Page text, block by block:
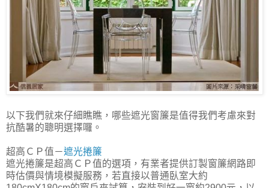
以下我們就來仔細瞧瞧，哪些遮光窗簾是值得我們考慮來對
抗酷暑的聰明選擇囉。
超高ＣＰ值－遮光捲簾
遮光捲簾是超高ＣＰ值的選項，有業者提供訂製窗簾網路即
時估價與情境模擬服務，若直接以普通臥室大約